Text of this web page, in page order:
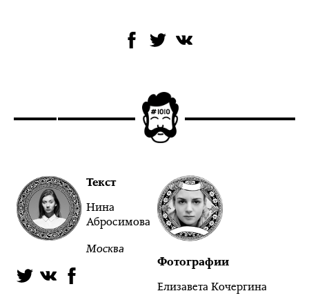
Текст
Нина
Абросимова
Москва
Фотографии
Елизавета Кочергина